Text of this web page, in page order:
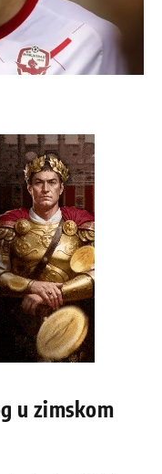
u zimskom